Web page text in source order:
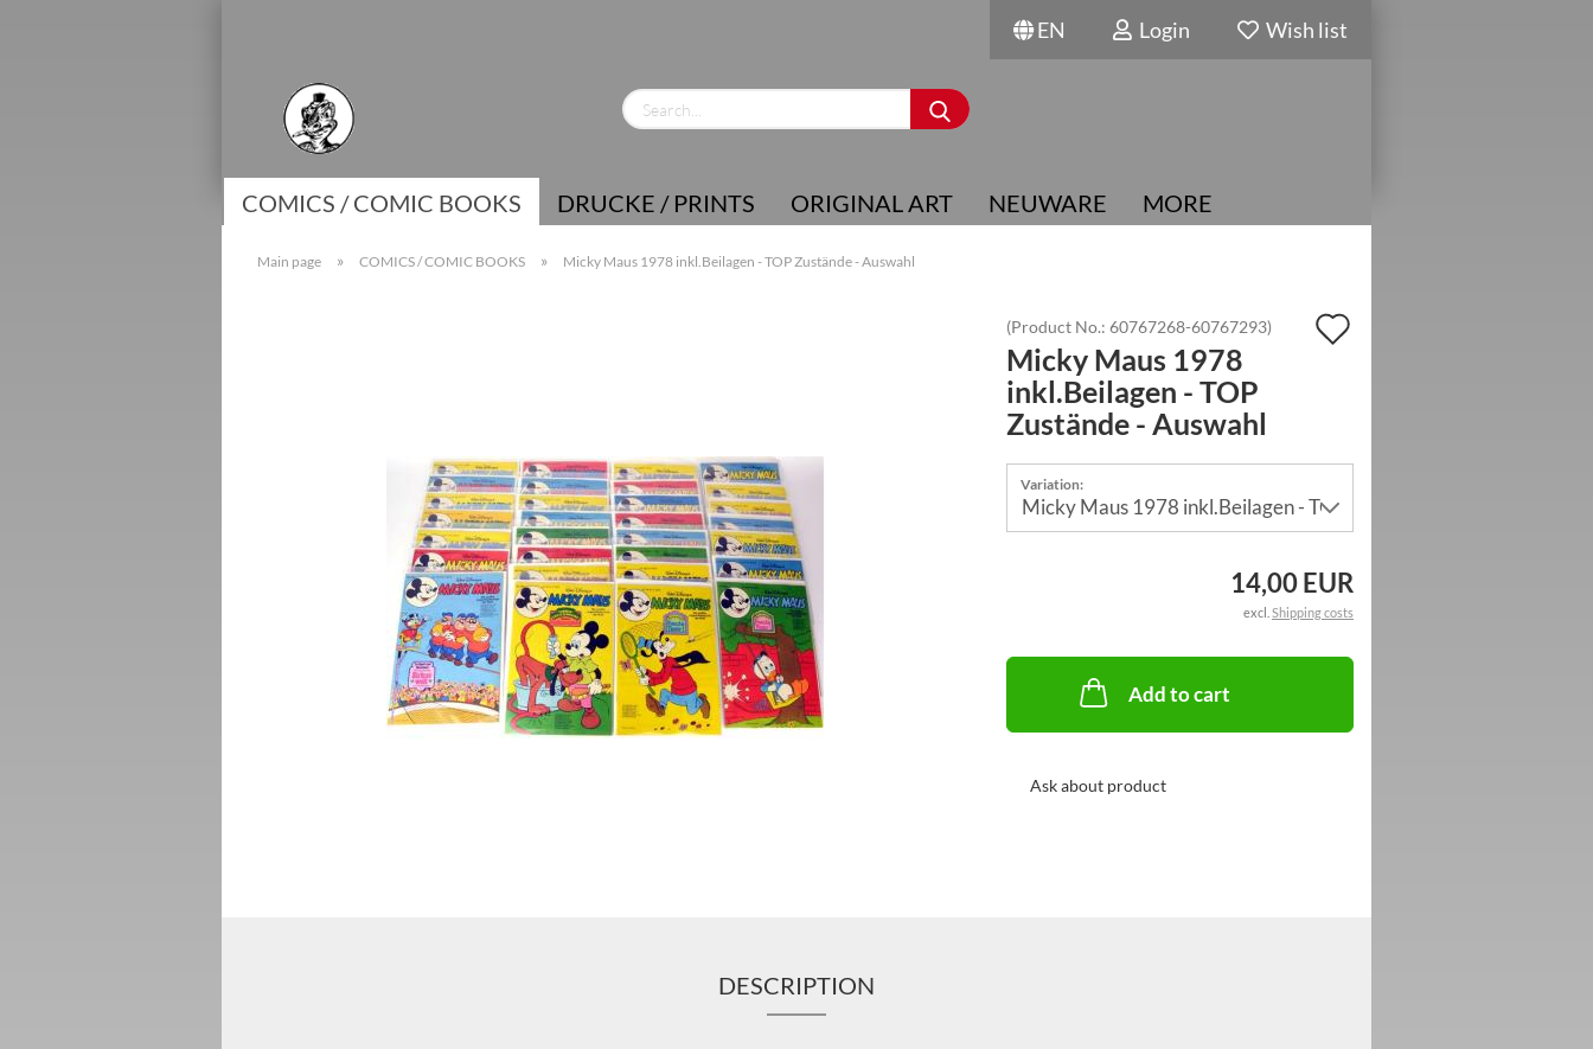
EN
Change language
Login
Create a new account
Wish list
COMICS / COMIC BOOKS DRUCKE / PRINTS ORIGINAL ART NEUWARE MORE
Main page » COMICS / COMIC BOOKS » Micky Maus 1978 inkl.Beilagen - TOP Zustände - Auswahl
(Product No.: 60767268-60767293)
Micky Maus 1978
inkl.Beilagen - TOP
Zustände - Auswahl
Variation:
14,00 EUR
excl. Shipping costs
Add to cart
Ask about product
DESCRIPTION